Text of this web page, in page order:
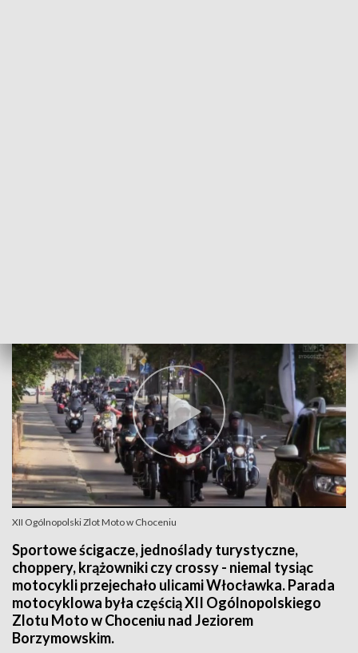
XII Ogólnopolski Zlot Moto w Choceniu
Sportowe ścigacze, jednoślady turystyczne,
choppery, krążowniki czy crossy - niemal tysiąc
motocykli przejechało ulicami Włocławka. Parada
motocyklowa była częścią XII Ogólnopolskiego
Zlotu Moto w Choceniu nad Jeziorem
Borzymowskim.